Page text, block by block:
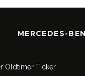
MERCEDES-
Oldtimer Ticker